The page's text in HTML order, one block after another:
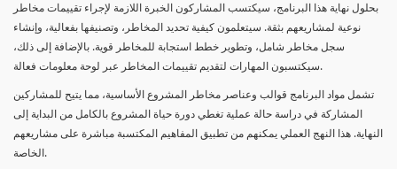
بحلول نهاية هذا البرنامج، سيكتسب المشاركون الخبرة اللازمة لإجراء تقييمات مخاطر
نوعية لمشاريعهم بثقة. سيتعلمون كيفية تحديد المخاطر، وتصنيفها بفعالية، وإنشاء
سجل مخاطر شامل، وتطوير خطط استجابة للمخاطر قوية. بالإضافة إلى ذلك،
سيكتسبون المهارات لتقديم تقييمات المخاطر عبر لوحة معلومات فعالة.
تشمل مواد البرنامج قوالب وعناصر مخاطر المشروع الأساسية، مما يتيح للمشاركين
المشاركة في دراسة حالة عملية تغطي دورة حياة المشروع بالكامل من البداية إلى
النهاية. هذا النهج العملي يمكنهم من تطبيق المفاهيم المكتسبة مباشرة على مشاريعهم
الخاصة.